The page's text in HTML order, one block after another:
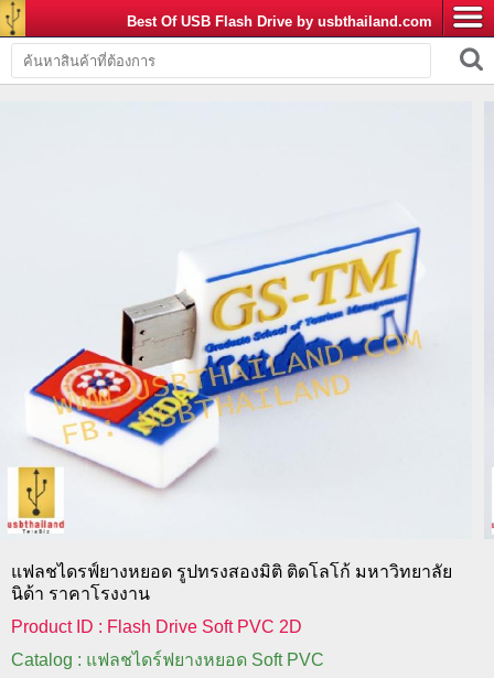
Best Of USB Flash Drive by usbthailand.com
แฟลชไดรฟ์ยางหยอด รูปทรงสองมิติ ติดโลโก้ มหาวิทยาลัย
นิด้า ราคาโรงงาน
Product ID : Flash Drive Soft PVC 2D
Catalog : แฟลชไดร์ฟยางหยอด Soft PVC